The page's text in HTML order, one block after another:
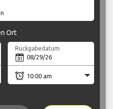
Ort
Rückgabedatum